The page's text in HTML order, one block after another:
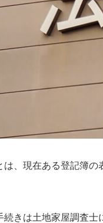
は、現在ある登記簿
続きは土地家屋調査士